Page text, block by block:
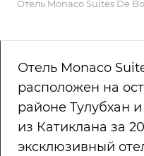
Отель Monaco Suites De
Отель Monaco
расположен на
районе Тулубхан
из Катиклана за
эксклюзивный